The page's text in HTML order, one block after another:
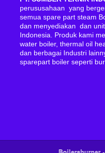
perususahaan yang
semua spare part steam
dan menyediakan dan
Indonesia. Produk kami
water boiler, thermal oil
dan berbagai Industri
sparepart boiler seperti